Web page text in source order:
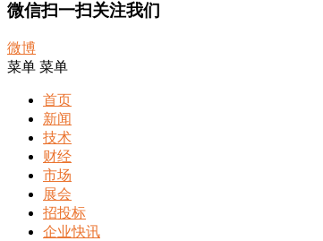
微信扫一扫关注我们
微博
菜单 菜单
首页
新闻
技术
财经
市场
展会
招投标
企业快讯